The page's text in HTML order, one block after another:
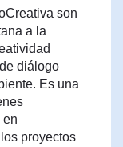
son
a la
diálogo
Es una
en
proyectos